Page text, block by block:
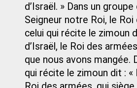
d’Israël. » Dans un
Seigneur notre Roi, le Roi
celui qui récite le zimoun
d’Israël, le Roi des
que nous avons mangée.
qui récite le zimoun dit : «